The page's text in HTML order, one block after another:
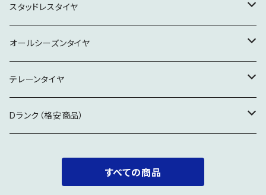
15インチ
16インチ
17インチ
18インチ
スタッドレスタイヤ
16インチ
17インチ
18インチ
オールシーズンタイヤ
19インチ
テレーンタイヤ
18インチ
Dランク（格安商品）
特記事項要確認
すべての商品